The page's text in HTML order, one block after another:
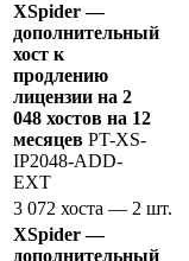
XSpider —
дополнительный
хост к
продлению
лицензии на 2
048 хостов на 12
месяцев PT-XS-
IP2048-ADD-
EXT
3 072 хоста — 2 шт.
XSpider —
дополнительный